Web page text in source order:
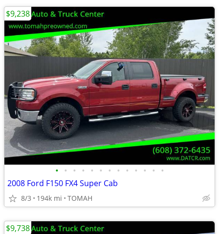
• • • • • • • • • • • • •
2008 Ford F150 FX4 Super Cab
8/3 194k mi TOMAH
$9,238
$9,738